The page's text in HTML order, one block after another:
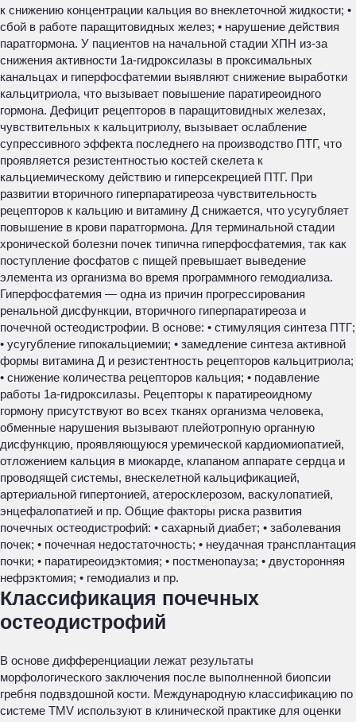
к снижению концентрации кальция во внеклеточной жидкости; •
сбой в работе паращитовидных желез; • нарушение действия
паратгормона. У пациентов на начальной стадии ХПН из-за
снижения активности 1а-гидроксилазы в проксимальных
канальцах и гиперфосфатемии выявляют снижение выработки
кальцитриола, что вызывает повышение паратиреоидного
гормона. Дефицит рецепторов в паращитовидных железах,
чувствительных к кальцитриолу, вызывает ослабление
супрессивного эффекта последнего на производство ПТГ, что
проявляется резистентностью костей скелета к
кальциемическому действию и гиперсекрецией ПТГ. При
развитии вторичного гиперпаратиреоза чувствительность
рецепторов к кальцию и витамину Д снижается, что усугубляет
повышение в крови паратгормона. Для терминальной стадии
хронической болезни почек типична гиперфосфатемия, так как
поступление фосфатов с пищей превышает выведение
элемента из организма во время программного гемодиализа.
Гиперфосфатемия — одна из причин прогрессирования
ренальной дисфункции, вторичного гиперпаратиреоза и
почечной остеодистрофии. В основе: • стимуляция синтеза ПТГ;
• усугубление гипокальциемии; • замедление синтеза активной
формы витамина Д и резистентность рецепторов кальцитриола;
• снижение количества рецепторов кальция; • подавление
работы 1а-гидроксилазы. Рецепторы к паратиреоидному
гормону присутствуют во всех тканях организма человека,
обменные нарушения вызывают плейотропную органную
дисфункцию, проявляющуюся уремической кардиомиопатией,
отложением кальция в миокарде, клапаном аппарате сердца и
проводящей системы, внескелетной кальцификацией,
артериальной гипертонией, атеросклерозом, васкулопатией,
энцефалопатией и пр. Общие факторы риска развития
почечных остеодистрофий: • сахарный диабет; • заболевания
почек; • почечная недостаточность; • неудачная трансплантация
почки; • паратиреоидэктомия; • постменопауза; • двусторонняя
нефрэктомия; • гемодиализ и пр.
Классификация почечных
остеодистрофий
В основе дифференциации лежат результаты
морфологического заключения после выполненной биопсии
гребня подвздошной кости. Международную классификацию по
системе TMV используют в клинической практике для оценки